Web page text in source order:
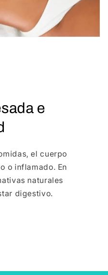
e
el cuerpo
o inflamado. En
naturales
digestivo.